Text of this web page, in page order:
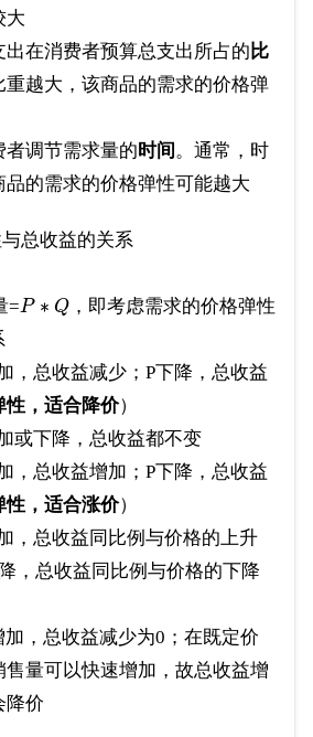
大
出在消费者预算总支出所占的 比
重越大，该商品的需求的价格弹
者调节需求量的时间 。通常，时
品的需求的价格弹性可能越大
总收益的关系
=P ∗ Q ，即考虑需求的价格弹性
，总收益减少；P下降，总收益
性，适合降价）
或下降，总收益都不变
，总收益增加；P下降，总收益
性，适合涨价）
，总收益同比例与价格的上升
，总收益同比例与价格的下降
加，总收益减少为0；在既定价
售量可以快速增加，故总收益增
降价